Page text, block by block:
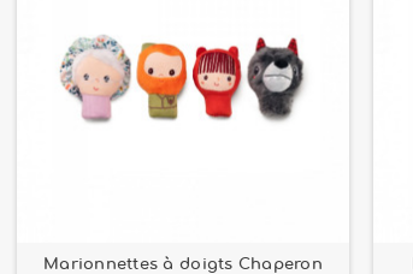
Marionnettes à doigts Chaperon